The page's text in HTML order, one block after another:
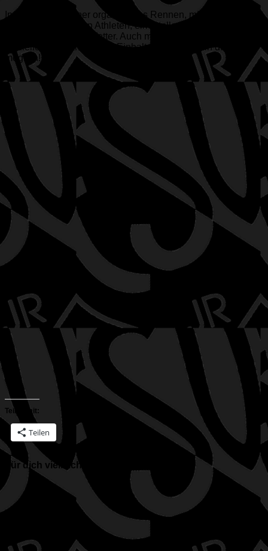
Insgesamt ein super organisiertes Rennen, mit vielen netten
Helfern, sehr starken Athleten, einer tollen Strecke sowie
perfektem Triathlon Wetter. Auch mit Corona ist also ein
offizieller Wettkampf unter Einhaltung der Regeln durchaus
möglich!
Teilen mit:
Teilen
Für dich vielleicht ebenfalls interessant …